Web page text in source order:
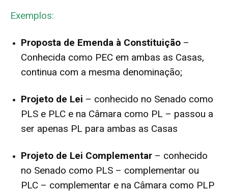
Exemplos:
Proposta de Emenda à Constituição –
Conhecida como PEC em ambas as Casas,
continua com a mesma denominação;
Projeto de Lei – conhecido no Senado como
PLS e PLC e na Câmara como PL – passou a
ser apenas PL para ambas as Casas
Projeto de Lei Complementar – conhecido
no Senado como PLS – complementar ou
PLC – complementar e na Câmara como PLP